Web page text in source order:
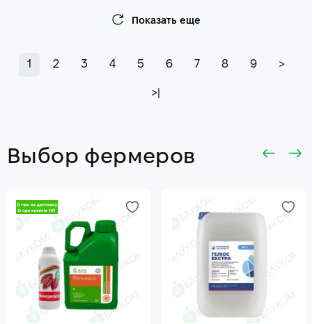
Показать еще
1 2 3 4 5 6 7 8 9 >
>|
Выбор фермеров